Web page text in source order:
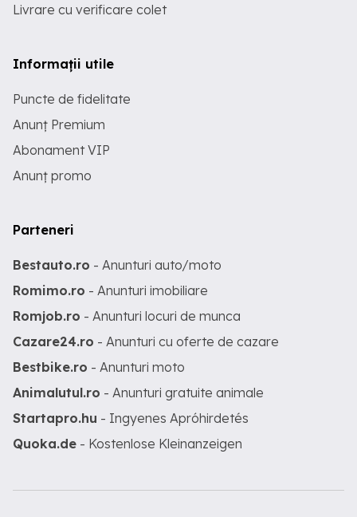
Livrare cu verificare colet
Informații utile
Puncte de fidelitate
Anunț Premium
Abonament VIP
Anunț promo
Parteneri
Bestauto.ro - Anunturi auto/moto
Romimo.ro - Anunturi imobiliare
Romjob.ro - Anunturi locuri de munca
Cazare24.ro - Anunturi cu oferte de cazare
Bestbike.ro - Anunturi moto
Animalutul.ro - Anunturi gratuite animale
Startapro.hu - Ingyenes Apróhirdetés
Quoka.de - Kostenlose Kleinanzeigen